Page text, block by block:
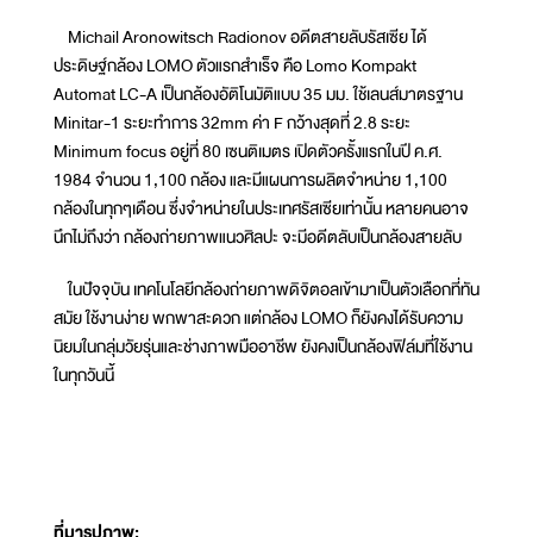
Michail Aronowitsch Radionov อดีตสายลับรัสเซีย ได้
ประดิษฐ์กล้อง LOMO ตัวแรกสำเร็จ คือ Lomo Kompakt
Automat LC-A เป็นกล้องอัติโนมัติแบบ 35 มม. ใช้เลนส์มาตรฐาน
Minitar-1 ระยะทำการ 32mm ค่า F กว้างสุดที่ 2.8 ระยะ
Minimum focus อยู่ที่ 80 เซนติเมตร เปิดตัวครั้งแรกในปี ค.ศ.
1984 จำนวน 1,100 กล้อง และมีแผนการผลิตจำหน่าย 1,100
กล้องในทุกๆเดือน ซึ่งจำหน่ายในประเทศรัสเซียเท่านั้น หลายคนอาจ
นึกไม่ถึงว่า กล้องถ่ายภาพแนวศิลปะ จะมีอดีตลับเป็นกล้องสายลับ
ในปัจจุบัน เทคโนโลยีกล้องถ่ายภาพดิจิตอลเข้ามาเป็นตัวเลือกที่ทัน
สมัย ใช้งานง่าย พกพาสะดวก แต่กล้อง LOMO ก็ยังคงได้รับความ
นิยมในกลุ่มวัยรุ่นและช่างภาพมืออาชีพ ยังคงเป็นกล้องฟิล์มที่ใช้งาน
ในทุกวันนี้